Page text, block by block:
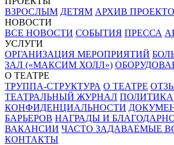
ВЗРОСЛЫМ ДЕТЯМ АРХИВ
НОВОСТИ
ВСЕ НОВОСТИ СОБЫТИЯ ПРЕССА
УСЛУГИ
ОРГАНИЗАЦИЯ МЕРОПРИЯТИЙ
ЗАЛ («МАКСИМ ХОЛЛ»)
О ТЕАТРЕ
ТРУППА-СТРУКТУРА О ТЕАТРЕ
ТЕАТРАЛЬНЫЙ ЖУРНАЛ ПОЛИТИКА
КОНФИДЕНЦИАЛЬНОСТИ
БАРЬЕРОВ НАГРАДЫ И
ВАКАНСИИ ЧАСТО ЗАДАВАЕМЫЕ
КОНТАКТЫ